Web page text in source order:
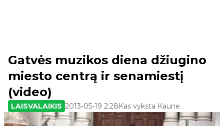
Gatvės muzikos diena džiugino
miesto centrą ir senamiestį
(video)
LAISVALAIKIS 2013-05-19 2:28Kas vyksta Kaune